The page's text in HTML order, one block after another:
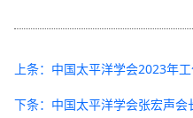
上条：中国太平洋学会2023年
下条：中国太平洋学会张宏声